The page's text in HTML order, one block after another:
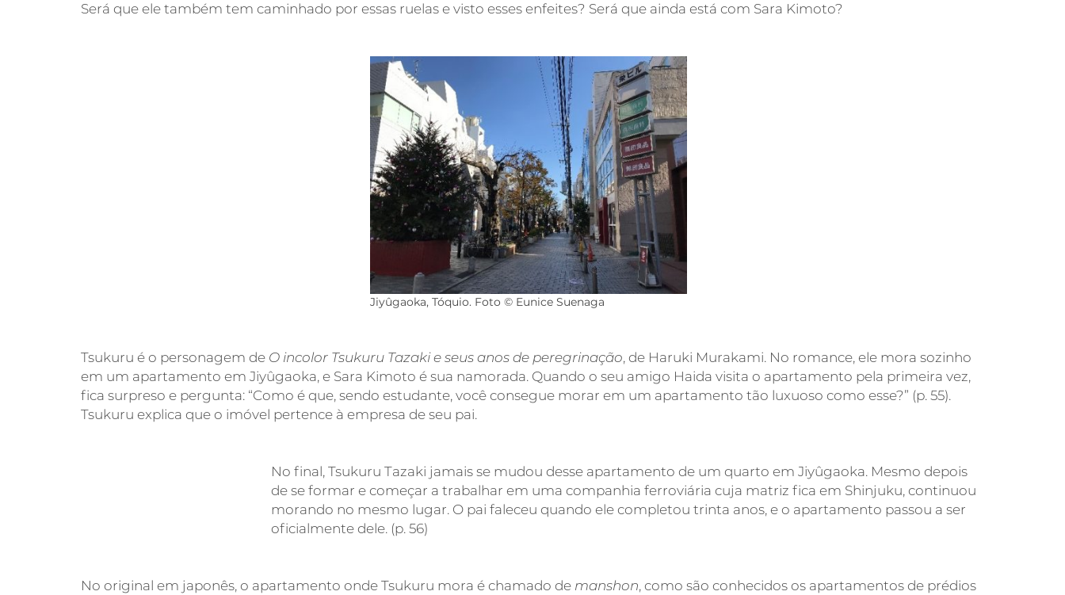
Será que ele também tem caminhado por essas ruelas e visto esses enfeites? Será que ainda está com Sara Kimoto?
Jiyûgaoka, Tóquio. Foto © Eunice Suenaga
Tsukuru é o personagem de O incolor Tsukuru Tazaki e seus anos de peregrinação, de Haruki Murakami. No romance, ele mora sozinho
em um apartamento em Jiyûgaoka, e Sara Kimoto é sua namorada. Quando o seu amigo Haida visita o apartamento pela primeira vez,
fica surpreso e pergunta: “Como é que, sendo estudante, você consegue morar em um apartamento tão luxuoso como esse?” (p. 55).
Tsukuru explica que o imóvel pertence à empresa de seu pai.
No final, Tsukuru Tazaki jamais se mudou desse apartamento de um quarto em Jiyûgaoka. Mesmo depois
de se formar e começar a trabalhar em uma companhia ferroviária cuja matriz fica em Shinjuku, continuou
morando no mesmo lugar. O pai faleceu quando ele completou trinta anos, e o apartamento passou a ser
oficialmente dele. (p. 56)
No original em japonês, o apartamento onde Tsukuru mora é chamado de manshon, como são conhecidos os apartamentos de prédios